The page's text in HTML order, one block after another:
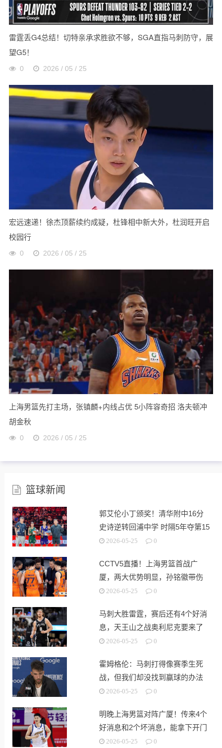
雷霆丢G4总结！切特亲承求胜欲不够，SGA直指马刺防守，展
望G5！
0 2026 / 05 / 25
宏远速递！徐杰顶薪续约成疑，杜锋相中新大外，杜润旺开启
校园行
0 2026 / 05 / 25
上海男篮先打主场，张镇麟+内线占优 5小阵容奇招 洛夫顿冲
胡金秋
0 2026 / 05 / 25
篮球新闻
郭艾伦小丁颁奖！清华附中16分
史诗逆转回浦中学 时隔5年夺第15
冠2026-05-25 0
CCTV5直播！上海男篮首战广
厦，两大优势明显，孙铭徽带伤
出战！
2026-05-25 0
马刺大胜雷霆，赛后还有4个好消
息，天王山之战奥利尼克要来了
2026-05-25 0
霍姆格伦：马刺打得像赛季生死
战，但我们却没找到赢球的办法
2026-05-25 0
明晚上海男篮对阵广厦！传来4个
好消息和2个坏消息，能拿下开门
红2026-05-25 0